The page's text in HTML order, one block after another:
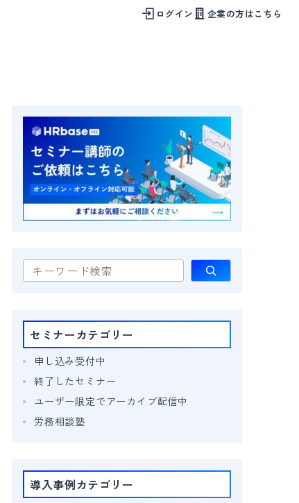
ログイン 企業の方はこちら
索
セミナーカテゴリー
申し込み受付中
終了したセミナー
ユーザー限定でアーカイブ配信中
労務相談塾
導入事例カテゴリー